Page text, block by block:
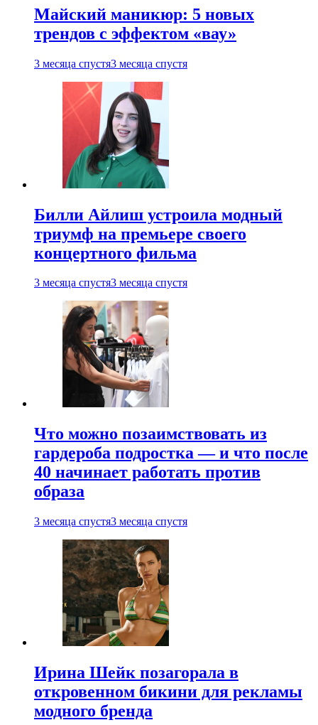
Майский маникюр: 5 новых
трендов с эффектом «вау»
3 месяца спустя3 месяца спустя
Билли Айлиш устроила модный
триумф на премьере своего
концертного фильма
3 месяца спустя3 месяца спустя
Что можно позаимствовать из
гардероба подростка — и что после
40 начинает работать против
образа
3 месяца спустя3 месяца спустя
Ирина Шейк позагорала в
откровенном бикини для рекламы
модного бренда